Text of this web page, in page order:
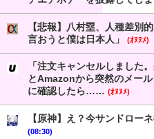
【悲報】八村塁、人種差別
言おうと僕は日本人」
(ｵﾇﾇﾒ)
「注文キャンセルしました
とAmazonから突然のメー
に確認したら…… (ｵﾇﾇﾒ)
【原神】え？今サンドロー
(08:30)